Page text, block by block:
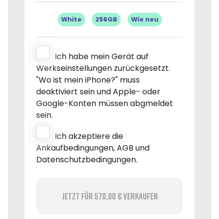
White 256GB Wie neu
Ich habe mein Gerät auf
Werkseinstellungen zurückgesetzt.
"Wo ist mein iPhone?" muss
deaktiviert sein und Apple- oder
Google-Konten müssen abgmeldet
sein.
Ich akzeptiere die
Ankaufbedingungen, AGB und
Datenschutzbedingungen.
Jetzt für 570,00 € verkaufen